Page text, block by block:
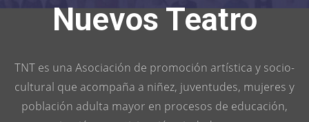
Nuevos Teatro
TNT es una Asociación de promoción artística y socio-
cultural que acompaña a niñez, juventudes, mujeres y
población adulta mayor en procesos de educación,